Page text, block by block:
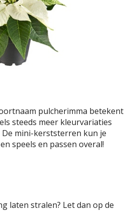
pulcherimma betekent
steeds meer kleurvariaties
De mini-kerststerren kun je
speels en passen overal!
laten stralen? Let dan op de